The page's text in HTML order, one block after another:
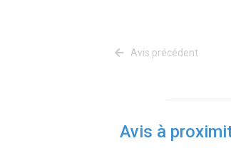
Avis précédent
Avis à